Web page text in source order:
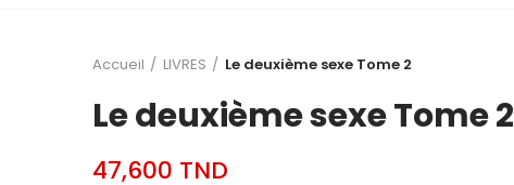
Accueil LIVRES Le deuxième sexe Tome 2
Le deuxième sexe Tome 2
47,600 TND